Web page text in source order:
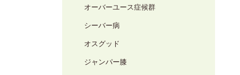
オーバーユース症候群
シーバー病
オスグッド
ジャンパー膝